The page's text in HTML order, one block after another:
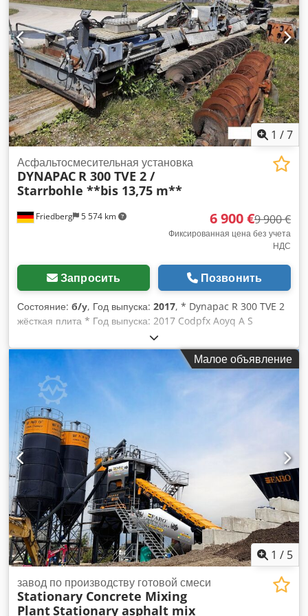
профессионалов, которым важны надежность,
эффективность и долговечность. 📞 Начните прямо сейчас
Свяжитесь с нами, чтобы узнать цены, наличие, варианты
доставки и получить полную техническую спецификацию.
1 /7
Friedberg 5 574 km
Асфальтосмесительная установка
DYNAPAC R 300 TVE 2 /
Starrbohle **bis 13,75 m**
6 900 €9 900 €
Фиксированная цена без учета
НДС
Запросить Позвонить
Состояние: б/у, Год выпуска: 2017, * Dynapac R 300 TVE 2
жёсткая плита * Год выпуска: 2017 Codpfx Aoyq A S
Nentjha * Рабочая ширина: 11,75 м - 13,75 м *
Дополнительные фотографии и видео по WhatsApp *
Информация предоставлена без гарантии, возможна
предварительная продажа.
Малое объявление
1 / 5
завод по производству готовой смеси
Stationary Concrete Mixing
PlantStationary asphalt mix